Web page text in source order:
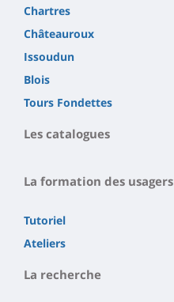
Chartres
Châteauroux
Issoudun
Blois
Tours Fondettes
Les catalogues
La formation des usagers
Tutoriel
Ateliers
La recherche